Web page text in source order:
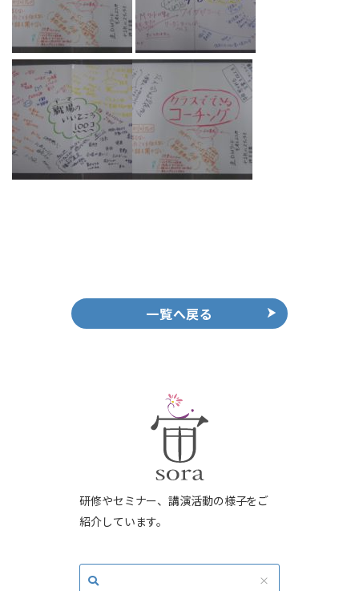
一覧へ戻る
研修やセミナー、講演活動の様子をご
紹介しています。